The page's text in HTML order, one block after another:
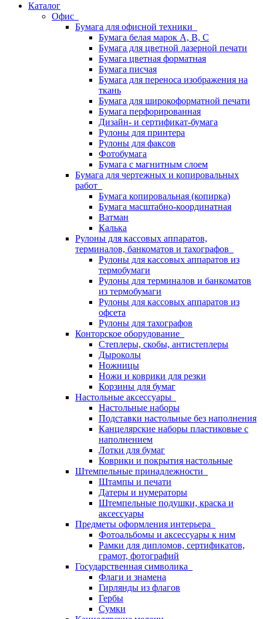
Каталог
Офис
Бумага для офисной техники
Бумага белая марок А, В, С
Бумага для цветной лазерной печати
Бумага цветная форматная
Бумага писчая
Бумага для переноса изображения на
ткань
Бумага для широкоформатной печати
Бумага перфорированная
Дизайн- и сертификат-бумага
Рулоны для принтера
Рулоны для факсов
Фотобумага
Бумага с магнитным слоем
Бумага для чертежных и копировальных
работ
Бумага копировальная (копирка)
Бумага масштабно-координатная
Ватман
Калька
Рулоны для кассовых аппаратов,
терминалов, банкоматов и тахографов
Рулоны для кассовых аппаратов из
термобумаги
Рулоны для терминалов и банкоматов
из термобумаги
Рулоны для кассовых аппаратов из
офсета
Рулоны для тахографов
Конторское оборудование
Степлеры, скобы, антистеплеры
Дыроколы
Ножницы
Ножи и коврики для резки
Корзины для бумаг
Настольные аксессуары
Настольные наборы
Подставки настольные без наполнения
Канцелярские наборы пластиковые с
наполнением
Лотки для бумаг
Коврики и покрытия настольные
Штемпельные принадлежности
Штампы и печати
Датеры и нумераторы
Штемпельные подушки, краска и
аксессуары
Предметы оформления интерьера
Фотоальбомы и аксессуары к ним
Рамки для дипломов, сертификатов,
грамот, фотографий
Государственная символика
Флаги и знамена
Гирлянды из флагов
Гербы
Сумки